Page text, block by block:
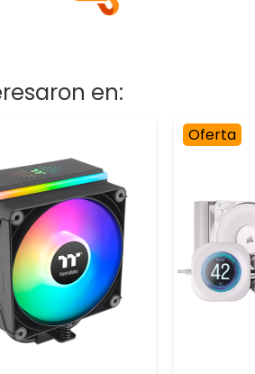
en:
Oferta